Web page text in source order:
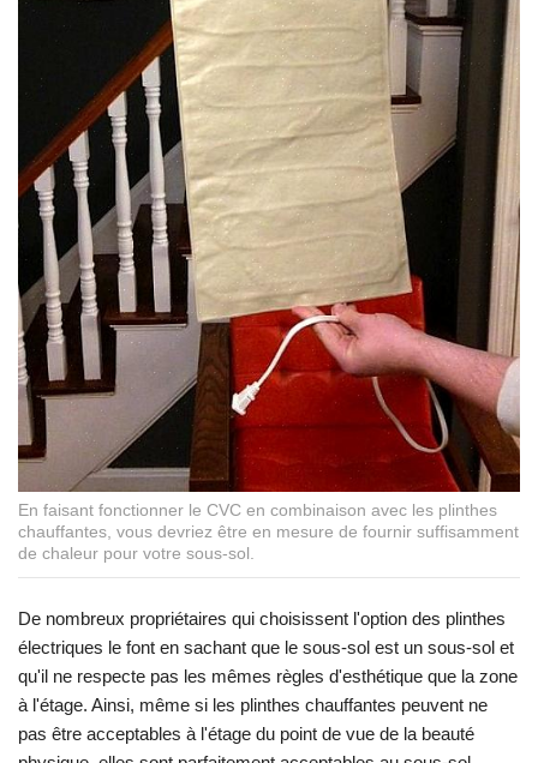
En faisant fonctionner le CVC en combinaison avec les plinthes
chauffantes, vous devriez être en mesure de fournir suffisamment
de chaleur pour votre sous-sol.
De nombreux propriétaires qui choisissent l'option des plinthes
électriques le font en sachant que le sous-sol est un sous-sol et
qu'il ne respecte pas les mêmes règles d'esthétique que la zone
à l'étage. Ainsi, même si les plinthes chauffantes peuvent ne
pas être acceptables à l'étage du point de vue de la beauté